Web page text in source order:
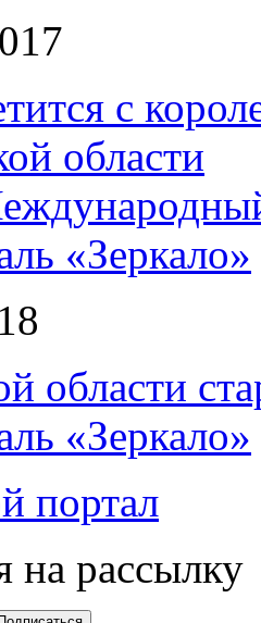
с
области
«Зеркало»
портал
на рассылку